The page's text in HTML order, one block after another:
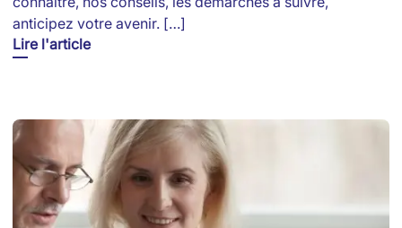
anticipez votre avenir. […]
Lire l'article